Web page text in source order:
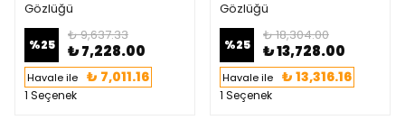
Gözlüğü
%25
₺ 9,637.33
₺ 7,228.00
Havale ile ₺ 7,011.16
1 Seçenek
Gözlüğü
%25
₺ 18,304.00
₺ 13,728.00
Havale ile ₺ 13,316.16
1 Seçenek